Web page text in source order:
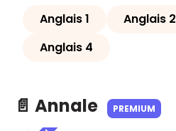
Anglais 1 Anglais 2
Anglais 4
📄 Annale PREMIUM